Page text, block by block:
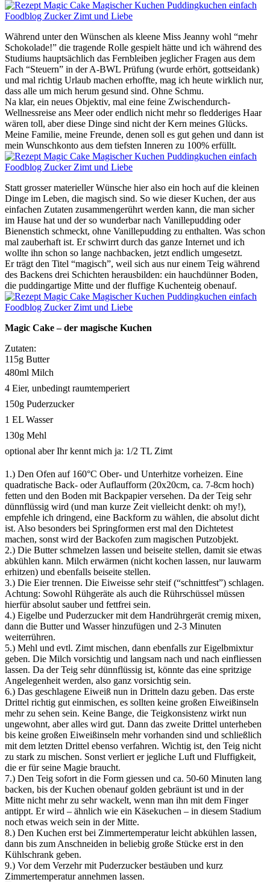
Während unter den Wünschen als kleene Miss Jeanny wohl “mehr
Schokolade!” die tragende Rolle gespielt hätte und ich während des
Studiums hauptsächlich das Fernbleiben jeglicher Fragen aus dem
Fach “Steuern” in der A-BWL Prüfung (wurde erhört, gottseidank)
und mal richtig Urlaub machen erhoffte, mag ich heute wirklich nur,
dass alle um mich herum gesund sind. Ohne Schmu.
Na klar, ein neues Objektiv, mal eine feine Zwischendurch-
Wellnessreise ans Meer oder endlich nicht mehr so fledderiges Haar
wären toll, aber diese Dinge sind nicht der Kern meines Glücks.
Meine Familie, meine Freunde, denen soll es gut gehen und dann ist
mein Wunschkonto aus dem tiefsten Inneren zu 100% erfüllt.
Statt grosser materieller Wünsche hier also ein hoch auf die kleinen
Dinge im Leben, die magisch sind. So wie dieser Kuchen, der aus
einfachen Zutaten zusammengerührt werden kann, die man sicher
im Hause hat und der so wunderbar nach Vanillepudding oder
Bienenstich schmeckt, ohne Vanillepudding zu enthalten. Was schon
mal zauberhaft ist. Er schwirrt durch das ganze Internet und ich
wollte ihn schon so lange nachbacken, jetzt endlich umgesetzt.
Er trägt den Titel “magisch”, weil sich aus nur einem Teig während
des Backens drei Schichten herausbilden: ein hauchdünner Boden,
die puddingartige Mitte und der fluffige Kuchenteig obenauf.
Magic Cake – der magische Kuchen
Zutaten:
115g Butter
480ml Milch
4 Eier, unbedingt raumtemperiert
150g Puderzucker
1 EL Wasser
130g Mehl
optional aber Ihr kennt mich ja: 1/2 TL Zimt
1.) Den Ofen auf 160°C Ober- und Unterhitze vorheizen. Eine
quadratische Back- oder Auflaufform (20x20cm, ca. 7-8cm hoch)
fetten und den Boden mit Backpapier versehen. Da der Teig sehr
dünnflüssig wird (und man kurze Zeit vielleicht denkt: oh my!),
empfehle ich dringend, eine Backform zu wählen, die absolut dicht
ist. Also besonders bei Springformen erst mal den Dichtetest
machen, sonst wird der Backofen zum magischen Putzobjekt.
2.) Die Butter schmelzen lassen und beiseite stellen, damit sie etwas
abkühlen kann. Milch erwärmen (nicht kochen lassen, nur lauwarm
erhitzen) und ebenfalls beiseite stellen.
3.) Die Eier trennen. Die Eiweisse sehr steif (“schnittfest”) schlagen.
Achtung: Sowohl Rühgeräte als auch die Rührschüssel müssen
hierfür absolut sauber und fettfrei sein.
4.) Eigelbe und Puderzucker mit dem Handrührgerät cremig mixen,
dann die Butter und Wasser hinzufügen und 2-3 Minuten
weiterrühren.
5.) Mehl und evtl. Zimt mischen, dann ebenfalls zur Eigelbmixtur
geben. Die Milch vorsichtig und langsam nach und nach einfliessen
lassen. Da der Teig sehr dünnflüssig ist, könnte das eine spritzige
Angelegenheit werden, also ganz vorsichtig sein.
6.) Das geschlagene Eiweiß nun in Dritteln dazu geben. Das erste
Drittel richtig gut einmischen, es sollten keine großen Eiweißinseln
mehr zu sehen sein. Keine Bange, die Teigkonsistenz wirkt nun
ungewohnt, aber alles wird gut. Dann das zweite Drittel unterheben
bis keine großen Eiweißinseln mehr vorhanden sind und schließlich
mit dem letzten Drittel ebenso verfahren. Wichtig ist, den Teig nicht
zu stark zu mischen. Sonst verliert er jegliche Luft und Fluffigkeit,
die er für seine Magie braucht.
7.) Den Teig sofort in die Form giessen und ca. 50-60 Minuten lang
backen, bis der Kuchen obenauf golden gebräunt ist und in der
Mitte nicht mehr zu sehr wackelt, wenn man ihn mit dem Finger
antippt. Er wird – ähnlich wie ein Käsekuchen – in diesem Stadium
noch etwas weich sein in der Mitte.
8.) Den Kuchen erst bei Zimmertemperatur leicht abkühlen lassen,
dann bis zum Anschneiden in beliebig große Stücke erst in den
Kühlschrank geben.
9.) Vor dem Verzehr mit Puderzucker bestäuben und kurz
Zimmertemperatur annehmen lassen.